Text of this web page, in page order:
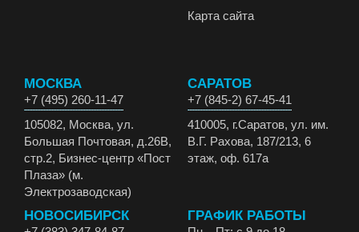
Карта сайта
МОСКВА
+7 (495) 260-11-47
105082, Москва, ул.
Большая Почтовая, д.26В,
стр.2, Бизнес-центр «Пост
Плаза» (м.
Электрозаводская)
САРАТОВ
+7 (845-2) 67-45-41
410005, г.Саратов, ул. им.
В.Г. Рахова, 187/213, 6
этаж, оф. 617а
НОВОСИБИРСК ГРАФИК РАБОТЫ